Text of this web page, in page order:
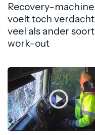
Recovery-machine
voelt toch verdacht
veel als ander soort
work-out